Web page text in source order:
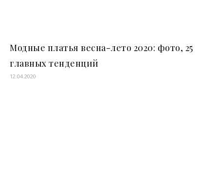
Модные платья весна-лето 2020: фото, 25
главных тенденций
12.04.2020